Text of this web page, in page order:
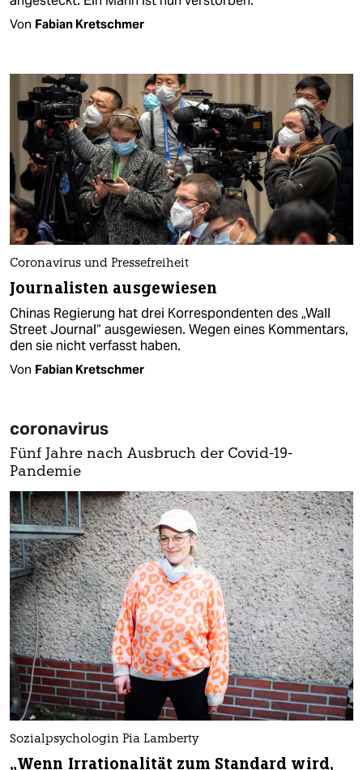
Von Fabian Kretschmer
Coronavirus und Pressefreiheit
Journalisten ausgewiesen
Chinas Regierung hat drei Korrespondenten des „Wall
Street Journal“ ausgewiesen. Wegen eines Kommentars,
den sie nicht verfasst haben.
Von Fabian Kretschmer
coronavirus
Fünf Jahre nach Ausbruch der Covid-19-
Pandemie
Sozialpsychologin Pia Lamberty
„Wenn Irrationalität zum Standard wird,